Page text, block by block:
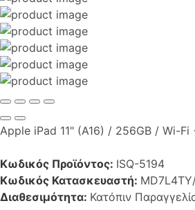
Apple iPad 11" (A16) / 256GB / Wi-
Κωδικός Προϊόντος: ISQ-5194
Κωδικός Κατασκευαστή:
Διαθεσιμότητα: Κατόπιν